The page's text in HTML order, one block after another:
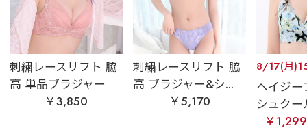
刺繍レースリフト 脇
高 単品ブラジャー
￥3,850
刺繍レースリフト 脇
高 ブラジャー&シ...
￥5,170
8/17(月
ヘイジー
シュクー
￥